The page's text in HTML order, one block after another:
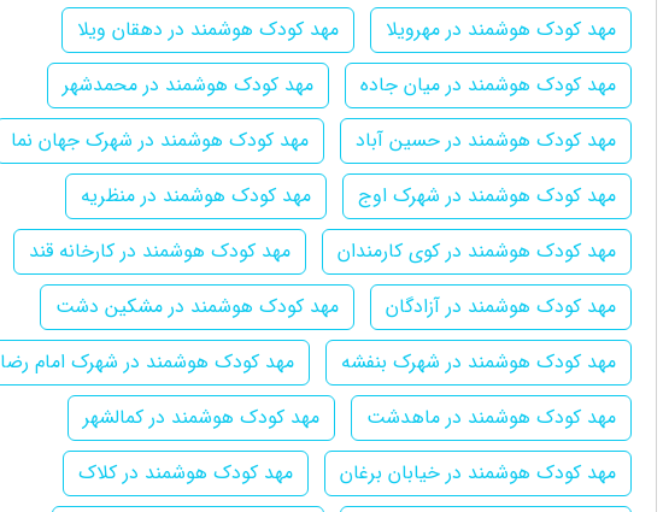
مهد کودک هوشمند در مهرویلا
مهد کودک هوشمند در دهقان ویلا
مهد کودک هوشمند در میان جاده
مهد کودک هوشمند در محمدشهر
مهد کودک هوشمند در حسین آباد
مهد کودک هوشمند در شهرک جهان نما
مهد کودک هوشمند در شهرک اوج
مهد کودک هوشمند در منظریه
مهد کودک هوشمند در کوی کارمندان
مهد کودک هوشمند در کارخانه قند
مهد کودک هوشمند در آزادگان
مهد کودک هوشمند در مشکین دشت
مهد کودک هوشمند در شهرک بنفشه
مهد کودک هوشمند در شهرک امام رضا
مهد کودک هوشمند در ماهدشت
مهد کودک هوشمند در کمالشهر
مهد کودک هوشمند در خیابان برغان
مهد کودک هوشمند در کلاک